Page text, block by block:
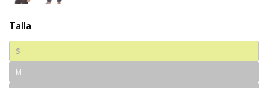
Talla
S
M